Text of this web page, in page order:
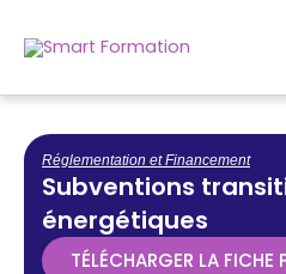
Réglementation et Financement
Subventions
énergétiques
TÉLÉCHARGER LA FICHE